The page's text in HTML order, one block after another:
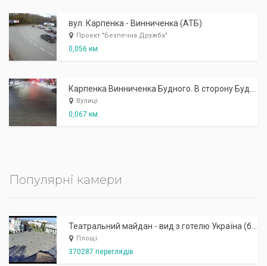
вул. Карпенка - Винниченка (АТБ)
Проект "Безпечна Дружба"
0,056 км.
Карпенка Винниченка Будного. В сторону Будного
Вулиці
0,067 км.
Популярні камери
Театральний майдан - вид з готелю Україна (бульв.Шевченка, 23)
Площі
370287 переглядів